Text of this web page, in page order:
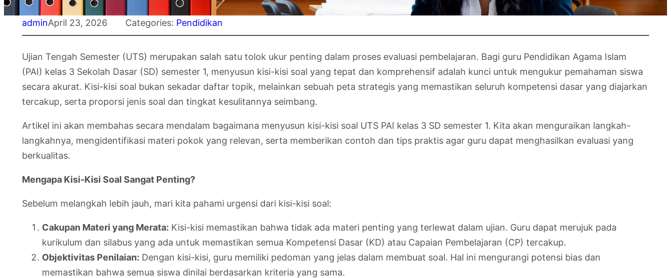
adminApril 23, 2026 Categories: Pendidikan
Ujian Tengah Semester (UTS) merupakan salah satu tolok ukur penting dalam proses evaluasi pembelajaran. Bagi guru Pendidikan Agama Islam
(PAI) kelas 3 Sekolah Dasar (SD) semester 1, menyusun kisi-kisi soal yang tepat dan komprehensif adalah kunci untuk mengukur pemahaman siswa
secara akurat. Kisi-kisi soal bukan sekadar daftar topik, melainkan sebuah peta strategis yang memastikan seluruh kompetensi dasar yang diajarkan
tercakup, serta proporsi jenis soal dan tingkat kesulitannya seimbang.
Artikel ini akan membahas secara mendalam bagaimana menyusun kisi-kisi soal UTS PAI kelas 3 SD semester 1. Kita akan menguraikan langkah-
langkahnya, mengidentifikasi materi pokok yang relevan, serta memberikan contoh dan tips praktis agar guru dapat menghasilkan evaluasi yang
berkualitas.
Mengapa Kisi-Kisi Soal Sangat Penting?
Sebelum melangkah lebih jauh, mari kita pahami urgensi dari kisi-kisi soal:
Cakupan Materi yang Merata: Kisi-kisi memastikan bahwa tidak ada materi penting yang terlewat dalam ujian. Guru dapat merujuk pada
kurikulum dan silabus yang ada untuk memastikan semua Kompetensi Dasar (KD) atau Capaian Pembelajaran (CP) tercakup.
Objektivitas Penilaian: Dengan kisi-kisi, guru memiliki pedoman yang jelas dalam membuat soal. Hal ini mengurangi potensi bias dan
memastikan bahwa semua siswa dinilai berdasarkan kriteria yang sama.